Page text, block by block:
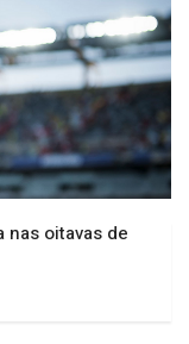
nas oitavas de